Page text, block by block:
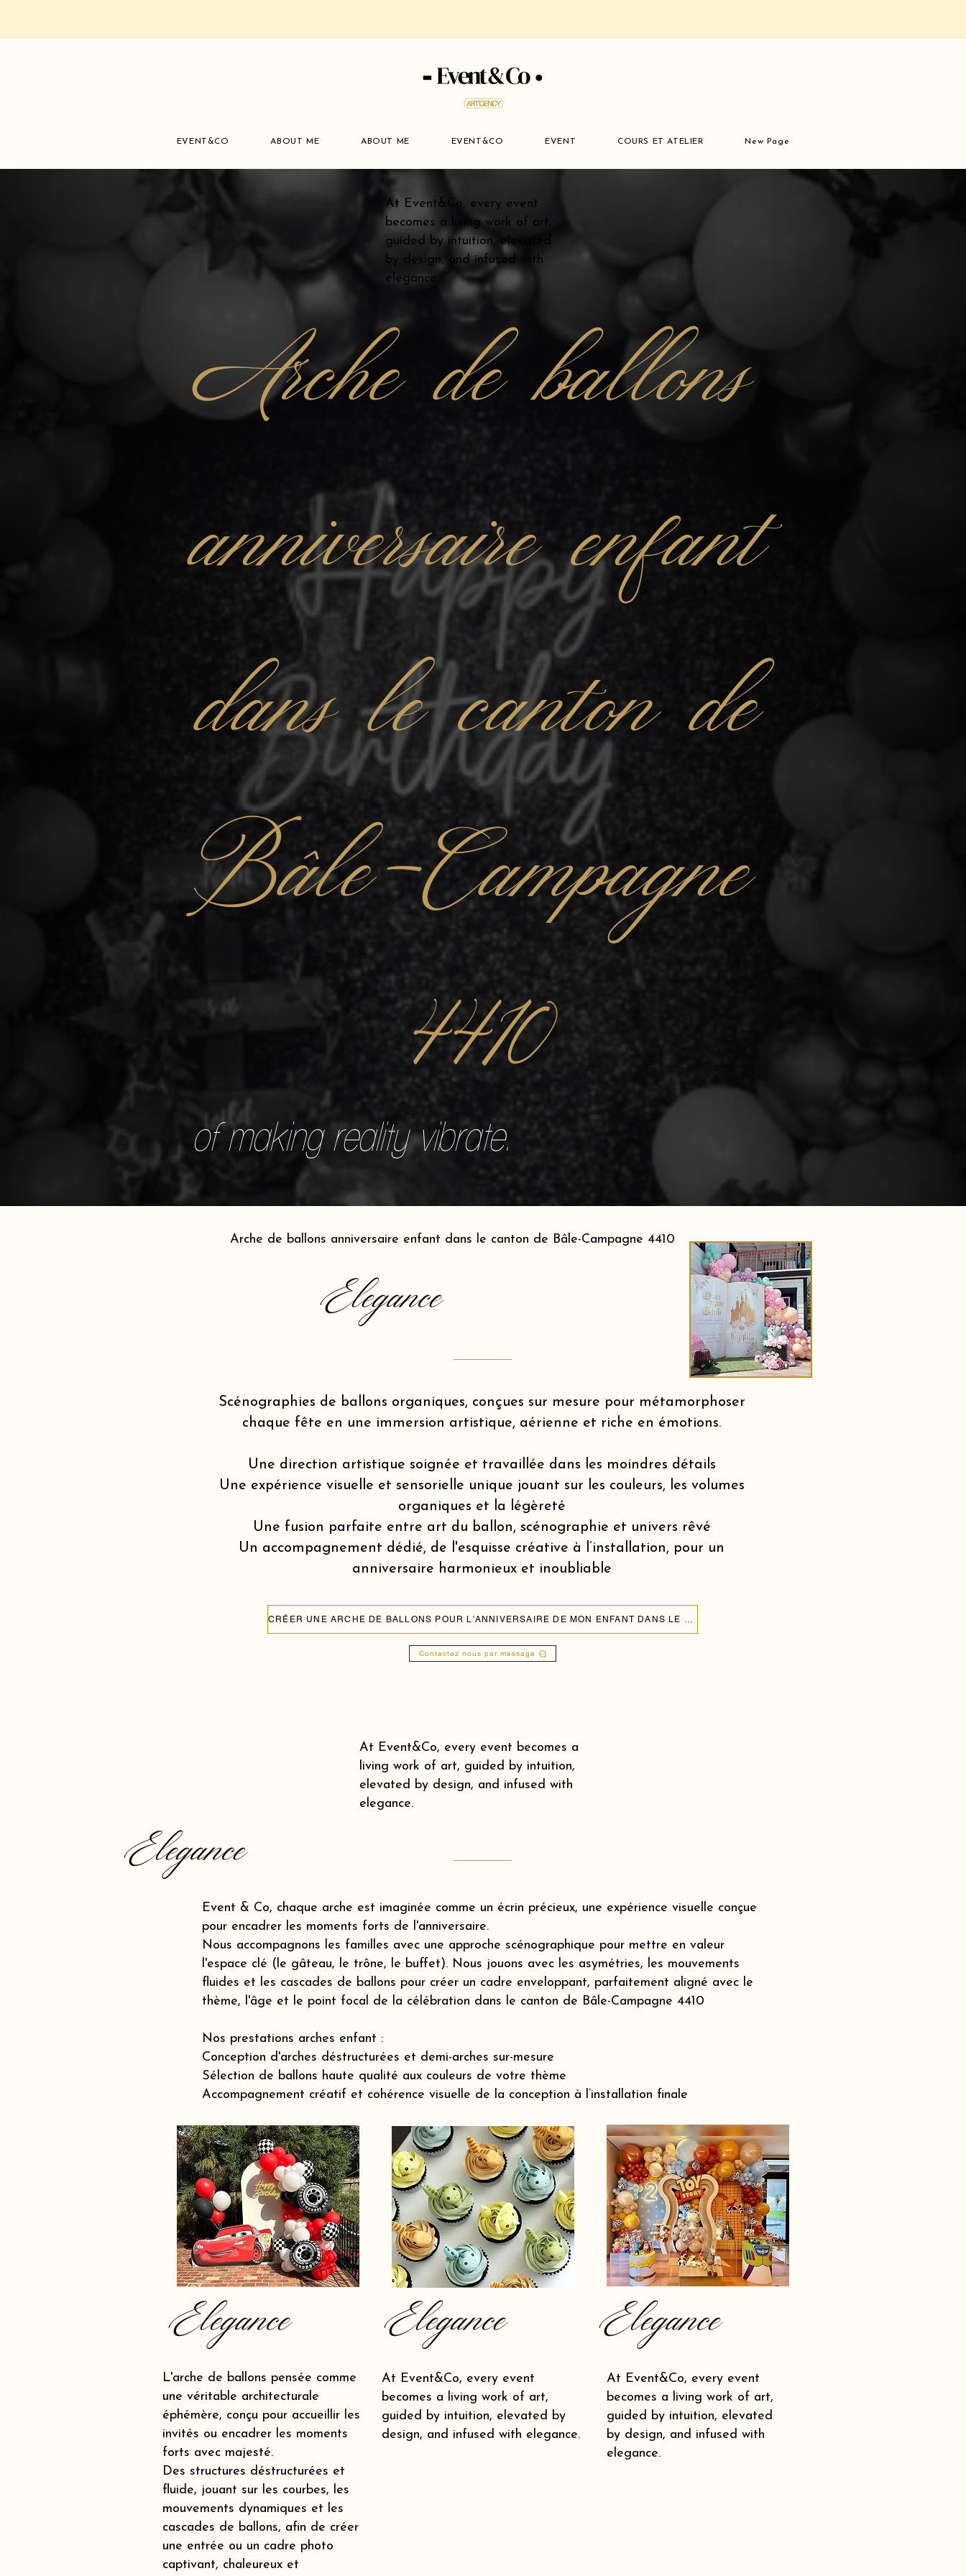
EVENT&CO ABOUT ME ABOUT ME EVENT&CO EVENT COURS ET ATELIER New Page
At Event&Co, every event
becomes a living work of art,
guided by intuition, elevated
by design, and infused with
elegance.
Arche de ballons
anniversaire enfant
dans le canton de
Bâle-Campagne
4410
of making reality vibrate.
Arche de ballons anniversaire enfant dans le canton de Bâle-Campagne 4410
Elegance
Scénographies de ballons organiques, conçues sur mesure pour métamorphoser
chaque fête en une immersion artistique, aérienne et riche en émotions.
Une direction artistique soignée et travaillée dans les moindres détails
Une expérience visuelle et sensorielle unique jouant sur les couleurs, les volumes
organiques et la légèreté
Une fusion parfaite entre art du ballon, scénographie et univers rêvé
Un accompagnement dédié, de l'esquisse créative à l’installation, pour un
anniversaire harmonieux et inoubliable
CRÉER UNE ARCHE DE BALLONS POUR L'ANNIVERSAIRE DE MON ENFANT DANS LE CANTON DE BÂLE-CAMPAGNE 4410
Contactez nous par message
At Event&Co, every event becomes a
living work of art, guided by intuition,
elevated by design, and infused with
elegance.
Elegance
Event & Co, chaque arche est imaginée comme un écrin précieux, une expérience visuelle conçue
pour encadrer les moments forts de l'anniversaire.
Nous accompagnons les familles avec une approche scénographique pour mettre en valeur
l'espace clé (le gâteau, le trône, le buffet). Nous jouons avec les asymétries, les mouvements
fluides et les cascades de ballons pour créer un cadre enveloppant, parfaitement aligné avec le
thème, l'âge et le point focal de la célébration dans le canton de Bâle-Campagne 4410
Nos prestations arches enfant :
Conception d'arches déstructurées et demi-arches sur-mesure
Sélection de ballons haute qualité aux couleurs de votre thème
Accompagnement créatif et cohérence visuelle de la conception à l’installation finale
Elegance
L'arche de ballons pensée comme
une véritable architecturale
éphémère, conçu pour accueillir les
invités ou encadrer les moments
forts avec majesté.
Des structures déstructurées et
fluide, jouant sur les courbes, les
mouvements dynamiques et les
cascades de ballons, afin de créer
une entrée ou un cadre photo
captivant, chaleureux et
Elegance
At Event&Co, every event
becomes a living work of art,
guided by intuition, elevated by
design, and infused with elegance.
Elegance
At Event&Co, every event
becomes a living work of art,
guided by intuition, elevated
by design, and infused with
elegance.